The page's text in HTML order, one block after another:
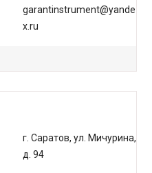
garantinstrument@yande
x.ru
г. Саратов, ул. Мичурина,
д. 94